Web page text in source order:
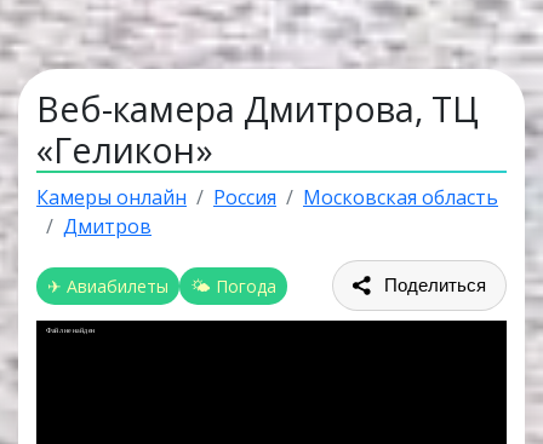
Веб-камера Дмитрова, ТЦ
«Геликон»
Камеры онлайн Россия
Московская область
Дмитров
✈ Авиабилеты 🌤 Погода Поделиться
Файл не найден